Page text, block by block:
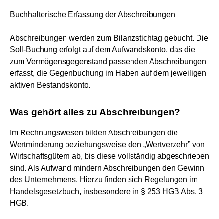
Buchhalterische Erfassung der Abschreibungen
Abschreibungen werden zum Bilanzstichtag gebucht. Die
Soll-Buchung erfolgt auf dem Aufwandskonto, das die
zum Vermögensgegenstand passenden Abschreibungen
erfasst, die Gegenbuchung im Haben auf dem jeweiligen
aktiven Bestandskonto.
Was gehört alles zu Abschreibungen?
Im Rechnungswesen bilden Abschreibungen die
Wertminderung beziehungsweise den „Wertverzehr” von
Wirtschaftsgütern ab, bis diese vollständig abgeschrieben
sind. Als Aufwand mindern Abschreibungen den Gewinn
des Unternehmens. Hierzu finden sich Regelungen im
Handelsgesetzbuch, insbesondere in § 253 HGB Abs. 3
HGB.